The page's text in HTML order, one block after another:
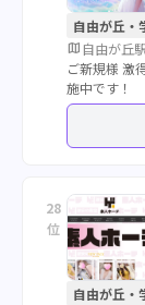
自由が丘・
map 自由が丘
ご新規様 激
施中です！
28
位
自由が丘・